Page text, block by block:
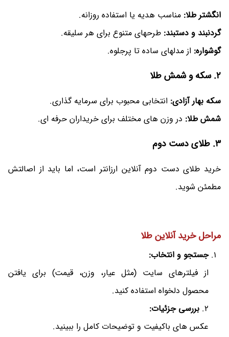
انگشتر طلا: مناسب هدیه یا استفاده روزانه.
گردنبند و دستبند: طرحهای متنوع برای هر سلیقه.
گوشواره: از مدلهای ساده تا پرجلوه.
2. سکه و شمش طلا
سکه بهار آزادی: انتخابی محبوب برای سرمایه گذاری.
شمش طلا: در وزن های مختلف برای خریداران حرفه‌ ای.
3. طلای دست دوم
خرید طلای دست دوم آنلاین ارزانتر است، اما باید از اصالتش
مطمئن شوید.
مراحل خرید آنلاین طلا
جستجو و انتخاب:
از فیلترهای سایت (مثل عیار، وزن، قیمت) برای یافتن
محصول دلخواه استفاده کنید.
2. بررسی جزئیات:
عکس های باکیفیت و توضیحات کامل را ببینید.